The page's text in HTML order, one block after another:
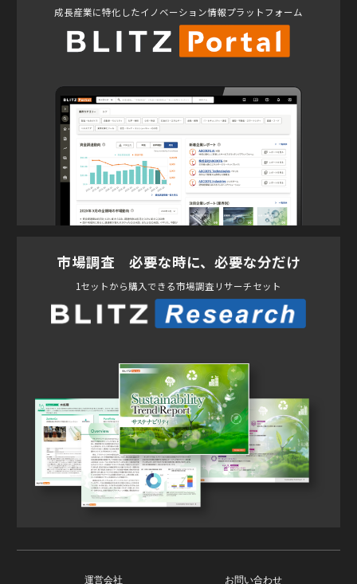
成長産業に特化したイノベーション情報プラットフォーム
市場調査 必要な時に、必要な分だけ
1セットから購入できる市場調査リサーチセット
運営会社 お問い合わせ